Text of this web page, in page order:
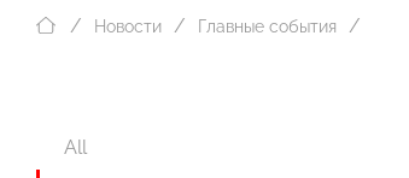
Новости Главные события
All